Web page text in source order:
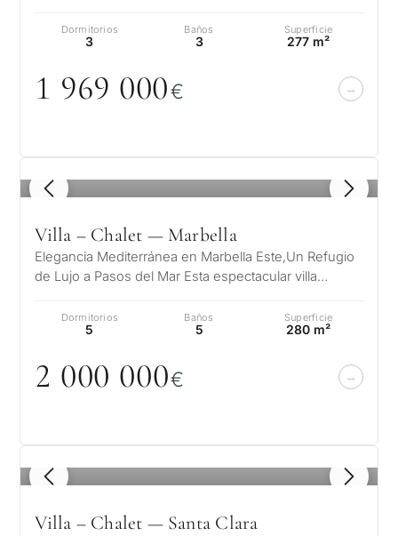
Dormitorios
3
Baños
3
Superficie
277 m²
1 969 000€
1 / 8
Villa – Chalet — Marbella
Elegancia Mediterránea en Marbella Este,Un Refugio
de Lujo a Pasos del Mar Esta espectacular villa
Dormitorios
5
Baños
5
Superficie
280 m²
2 000 000€
1 / 8
Villa – Chalet — Santa Clara
CUESTIONARIO
Selección
de
propiedades
en Marbella
Responda a unas
seleccionaremos
según su presupuesto,
objetivos y requisitos
1 / 7
Confidencial • A su medida
una
Consulta
Deja tu solicitud: te
contactaremos en
30 minutos
Sin spam ni
publicidad
✓
experta
Le interesa *
privacidad